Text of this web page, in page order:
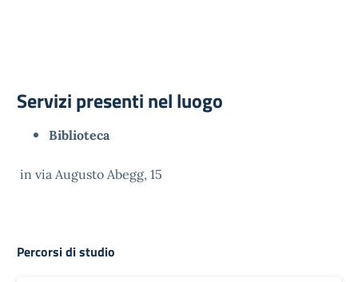
Servizi presenti nel luogo
Biblioteca
in via Augusto Abegg, 15
Percorsi di studio